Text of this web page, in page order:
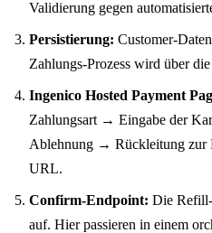
Validierung gegen
Persistierung: Customer-
Zahlungs-Prozess wird über
Ingenico Hosted Payment
Zahlungsart → Eingabe der
Ablehnung → Rückleitung zur
URL.
Confirm-Endpoint: Die
auf. Hier passieren in einem